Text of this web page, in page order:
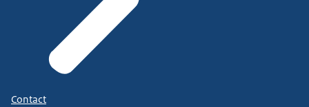
Contact